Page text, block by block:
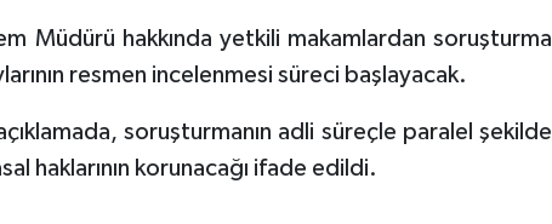
Müdürü hakkında yetkili makamlardan soruşturma
resmen incelenmesi süreci başlayacak.
açıklamada, soruşturmanın adli süreçle paralel şekilde
haklarının korunacağı ifade edildi.